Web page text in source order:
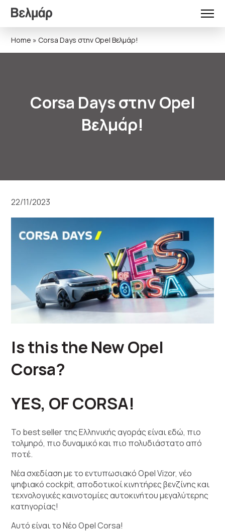
Home » Corsa Days στην Opel Βελμάρ!
Corsa Days στην Opel
Βελμάρ!
22/11/2023
Is this the New Opel
Corsa?
YES, OF CORSA!
Το best seller της Ελληνικής αγοράς είναι εδώ, πιο
τολμηρό, πιο δυναμικό και πιο πολυδιάστατο από
ποτέ.
Νέα σχεδίαση με το εντυπωσιακό Opel Vizor, νέο
ψηφιακό cockpit, αποδοτικοί κινητήρες βενζίνης και
τεχνολογικές καινοτομίες αυτοκινήτου μεγαλύτερης
κατηγορίας!
Αυτό είναι το Νέο Opel Corsa!